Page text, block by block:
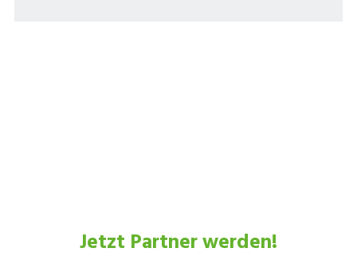
Jetzt Partner werden!